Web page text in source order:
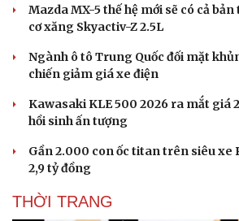
Mazda MX-5 thế hệ mới sẽ có cả
cơ xăng Skyactiv-Z 2.5L
Ngành ô tô Trung Quốc đối mặt
chiến giảm giá xe điện
Kawasaki KLE 500 2026 ra mắt giá
hồi sinh ấn tượng
Gần 2.000 con ốc titan trên siêu xe
2,9 tỷ đồng
THỜI TRANG